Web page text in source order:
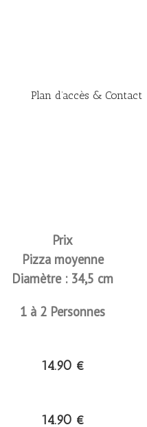
Plan d’accès & Contact
Prix
Pizza moyenne
Diamètre : 34,5 cm
1 à 2 Personnes
14.90 €
14.90 €